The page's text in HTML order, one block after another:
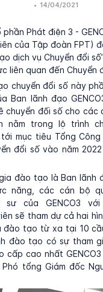
• 14/04/2021
Phát điện 3 -
của Tập đoàn FPT)
dịch vụ Chuyển đổi
liên quan đến Chuyển
chuyển đổi số này
Ban lãnh đạo
chuyển đối số cho các
nằm trong lộ trình
tới mục tiêu Tổng
đổi số vào năm
đào tạo là Ban lãnh
năng, các cán bộ
sư của GENCO3
sẽ tham dự cả hai
đào tạo từ xa tại 10
đào tạo có sự tham
cấp cao nhất
tổng Giám đốc